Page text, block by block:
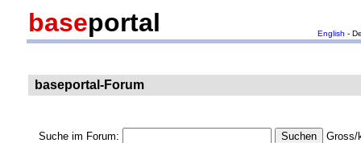
baseportal English -
baseportal-Forum
Suche im Forum: Gross/